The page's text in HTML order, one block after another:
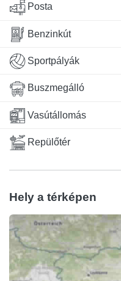
Posta
Benzinkút
Sportpályák
Buszmegálló
Vasútállomás
Repülőtér
Hely a térképen